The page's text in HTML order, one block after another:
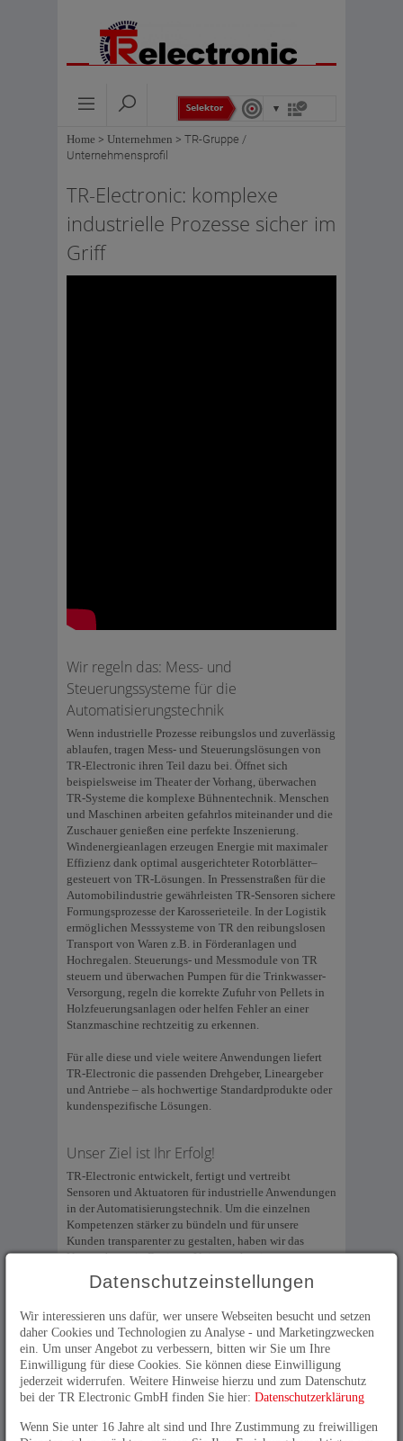
Home > Unternehmen > TR-Gruppe /
Unternehmensprofil
TR-Electronic: komplexe
industrielle Prozesse sicher im
Griff
Wir regeln das: Mess- und
Steuerungssysteme für die
Automatisierungstechnik
Wenn industrielle Prozesse reibungslos und zuverlässig
ablaufen, tragen Mess- und Steuerungslösungen von
TR-Electronic ihren Teil dazu bei. Öffnet sich
beispielsweise im Theater der Vorhang, überwachen
TR-Systeme die komplexe Bühnentechnik. Menschen
und Maschinen arbeiten gefahrlos miteinander und die
Zuschauer genießen eine perfekte Inszenierung.
Windenergieanlagen erzeugen Energie mit maximaler
Effizienz dank optimal ausgerichteter Rotorblätter–
gesteuert von TR-Lösungen. In Pressenstraßen für die
Automobilindustrie gewährleisten TR-Sensoren sichere
Formungsprozesse der Karosserieteile. In der Logistik
ermöglichen Messsysteme von TR den reibungslosen
Transport von Waren z.B. in Förderanlagen und
Hochregalen. Steuerungs- und Messmodule von TR
steuern und überwachen Pumpen für die Trinkwasser-
Versorgung, regeln die korrekte Zufuhr von Pellets in
Holzfeuerungsanlagen oder helfen Fehler an einer
Stanzmaschine rechtzeitig zu erkennen.
Für alle diese und viele weitere Anwendungen liefert
TR-Electronic die passenden Drehgeber, Lineargeber
und Antriebe – als hochwertige Standardprodukte oder
kundenspezifische Lösungen.
Unser Ziel ist Ihr Erfolg!
TR-Electronic entwickelt, fertigt und vertreibt
Sensoren und Aktuatoren für industrielle Anwendungen
in der Automatisierungstechnik. Um die einzelnen
Kompetenzen stärker zu bündeln und für unsere
Kunden transparenter zu gestalten, haben wir das
Unternehmen in Business Units strukturiert:
Produkte der Business UnitDrehgeber mit optischer
wenn die Winkelbewegung einer rotierenden Welle zu
erfassen ist. Magnetostriktive Lineargeber messen
berührungslos die Position einer Linearbewegung, zum
Beispiel in einem Hydraulikzylinder.Intelligente
Kompaktantriebeaus der Business UnitDrives
kommen als Stellmotor oder, in der High-End Version,
als Prozessantrieb zum Einsatz. Kundenspezifische
Steuerungs- und Messmodule in Kombination mit
Datenschutzeinstellungen
Wir interessieren uns dafür, wer unsere Webseiten besucht und setzen
daher Cookies und Technologien zu Analyse - und Marketingzwecken
ein. Um unser Angebot zu verbessern, bitten wir Sie um Ihre
Einwilligung für diese Cookies. Sie können diese Einwilligung
jederzeit widerrufen. Weitere Hinweise hierzu und zum Datenschutz
bei der TR Electronic GmbH finden Sie hier:Datenschutzerklärung
Wenn Sie unter 16 Jahre alt sind und Ihre Zustimmung zu freiwilligen